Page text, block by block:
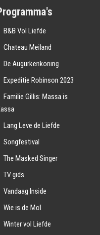
B&B Vol Liefde
Chateau Meiland
De Augurkenkoning
Expeditie Robinson 2023
Familie Gillis: Massa is
Lang Leve de Liefde
Songfestival
The Masked Singer
TV gids
Vandaag Inside
Wie is de Mol
Winter vol Liefde